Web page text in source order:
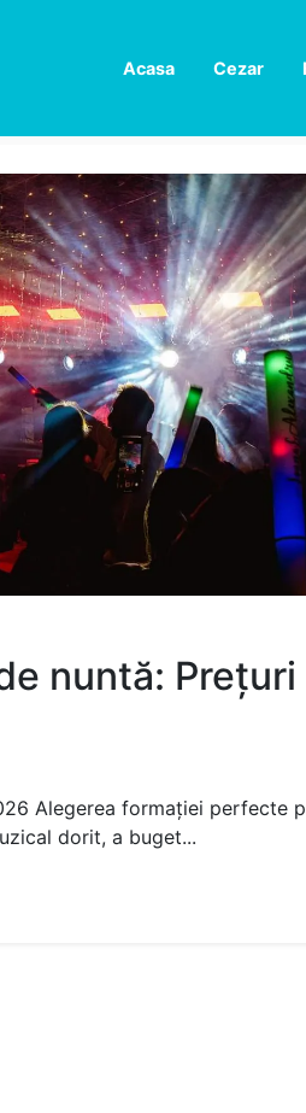
Acasa Cezar
nuntă: Prețuri
Alegerea formației perfecte
dorit, a buget...